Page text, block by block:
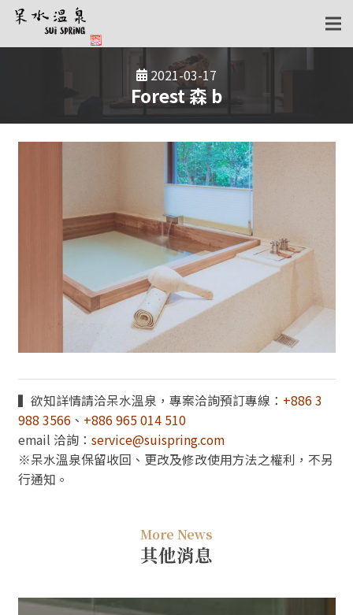
2021-03-17
Forest 森 b
▍欲知詳情請洽呆水溫泉，專案洽詢預訂專線： +886 3
988 3566、 +886 965 014 510
email 洽詢： service@suispring.com
※呆水溫泉保留收回、更改及修改使用方法之權利，不另
行通知。
More News
其他消息